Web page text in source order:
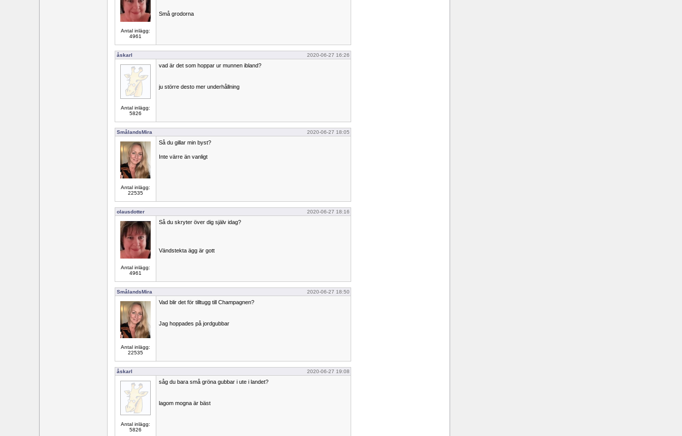
Antal inlägg:
4961
Små grodorna
åskarl 2020-06-27 16:26
Antal inlägg:
5826
vad är det som hoppar ur munnen ibland?
ju större desto mer underhållning
SmålandsMira 2020-06-27 18:05
Antal inlägg:
22535
Så du gillar min byst?
Inte värre än vanligt
olausdotter 2020-06-27 18:16
Antal inlägg:
4961
Så du skryter över dig själv idag?
Vändstekta ägg är gott
SmålandsMira 2020-06-27 18:50
Antal inlägg:
22535
Vad blir det för tilltugg till Champagnen?
Jag hoppades på jordgubbar
åskarl 2020-06-27 19:08
Antal inlägg:
5826
såg du bara små gröna gubbar i ute i landet?
lagom mogna är bäst